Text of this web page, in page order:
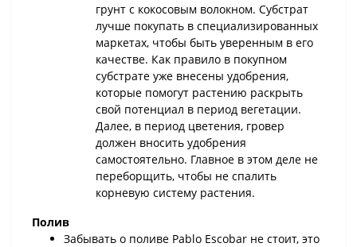
грунт с кокосовым волокном. Субстрат
лучше покупать в специализированных
маркетах, чтобы быть уверенным в его
качестве. Как правило в покупном
субстрате уже внесены удобрения,
которые помогут растению раскрыть
свой потенциал в период вегетации.
Далее, в период цветения, гровер
должен вносить удобрения
самостоятельно. Главное в этом деле не
переборщить, чтобы не спалить
корневую систему растения.
Полив
Забывать о поливе Pablo Escobar не стоит, это